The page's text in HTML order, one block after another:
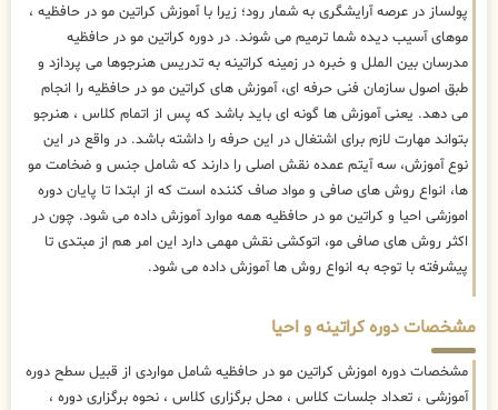
پولساز در عرصه آرایشگری به شمار رود؛ زیرا با آموزش کراتین مو در حافظیه ،
موهای آسیب دیده شما ترمیم می شوند. در دوره کراتین مو در حافظیه
مدرسان بین الملل و خبره در زمینه کراتینه به تدریس هنرجوها می پردازد و
طبق اصول سازمان فنی حرفه ای، آموزش های کراتین مو در حافظیه را انجام
می دهد. یعنی آموزش ها گونه ای باید باشد که پس از اتمام کلاس ، هنرجو
بتواند مهارت لازم برای اشتغال در این حرفه را داشته باشد. در واقع در این
نوع آموزش، سه آیتم عمده نقش اصلی را دارند که شامل جنس و ضخامت مو
ها، انواع روش های صافی و مواد صاف کننده است که از ابتدا تا پایان دوره
اموزشی احیا و کراتین مو در حافظیه همه موارد آموزش داده می شود. چون در
اکثر روش های صافی مو، اتوکشی نقش مهمی دارد این امر هم از مبتدی تا
پیشرفته با توجه به انواع روش ها آموزش داده می شود.
مشخصات دوره کراتینه و احیا
مشخصات دوره اموزش کراتین مو در حافظیه شامل مواردی از قبیل سطح دوره
آموزشی ، تعداد جلسات کلاس ، محل برگزاری کلاس ، نحوه برگزاری دوره ،